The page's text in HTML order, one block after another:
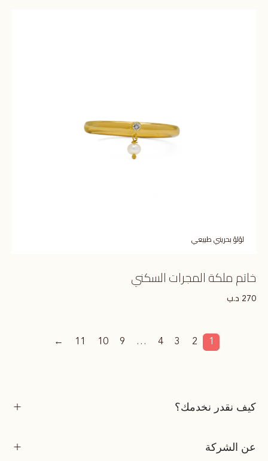
لؤلؤ بحريني طبيعي
خاتم ملكة المجرات السكني
270 د.ب
1
2
3
4
…
9
10
11
←
كيف نقدر نخدمك؟
عن الشركة